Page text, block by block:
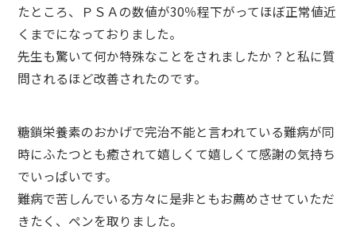
たところ、ＰＳＡの数値が30％程下がってほぼ正常値近
くまでになっておりました。
先生も驚いて何か特殊なことをされましたか？と私に質
問されるほど改善されたのです。
糖鎖栄養素のおかげで完治不能と言われている難病が同
時にふたつとも癒されて嬉しくて嬉しくて感謝の気持ち
でいっぱいです。
難病で苦しんでいる方々に是非ともお薦めさせていただ
きたく、ペンを取りました。